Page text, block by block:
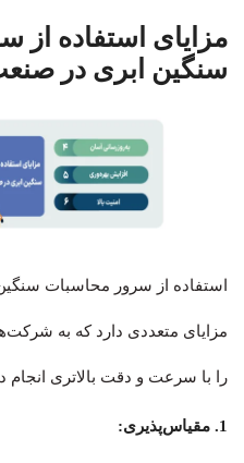
مزایای استفاده از
سنگین ابری در
استفاده از سرور محاسبات
مزایای متعددی دارد که به
را با سرعت و دقت بالاتری انجام
1. مقیاس‌پذیری: